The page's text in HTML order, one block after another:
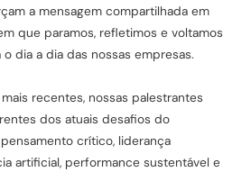
a mensagem compartilhada em
que paramos, refletimos e voltamos
dia a dia das nossas empresas.
recentes, nossas palestrantes
dos atuais desafios do
crítico, liderança
artificial, performance sustentável e